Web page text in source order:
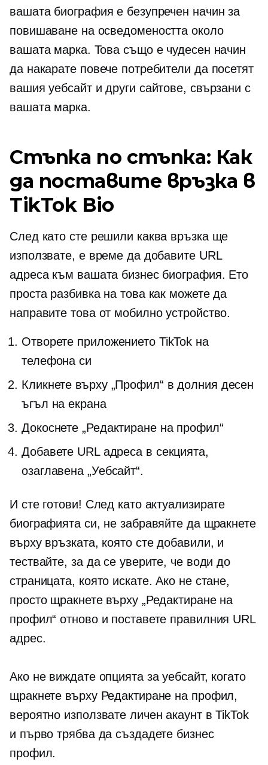
вашата биография е безупречен начин за
повишаване на осведомеността около
вашата марка. Това също е чудесен начин
да накарате повече потребители да посетят
вашия уебсайт и други сайтове, свързани с
вашата марка.
Стъпка по стъпка: Как
да поставите връзка в
TikTok Bio
След като сте решили каква връзка ще
използвате, е време да добавите URL
адреса към вашата бизнес биография. Ето
проста разбивка на това как можете да
направите това от мобилно устройство.
Отворете приложението TikTok на
телефона си
Кликнете върху „Профил“ в долния десен
ъгъл на екрана
Докоснете „Редактиране на профил“
Добавете URL адреса в секцията,
озаглавена „Уебсайт“.
И сте готови! След като актуализирате
биографията си, не забравяйте да щракнете
върху връзката, която сте добавили, и
тествайте, за да се уверите, че води до
страницата, която искате. Ако не стане,
просто щракнете върху „Редактиране на
профил“ отново и поставете правилния URL
адрес.
Ако не виждате опцията за уебсайт, когато
щракнете върху Редактиране на профил,
вероятно използвате личен акаунт в TikTok
и първо трябва да създадете бизнес
профил.